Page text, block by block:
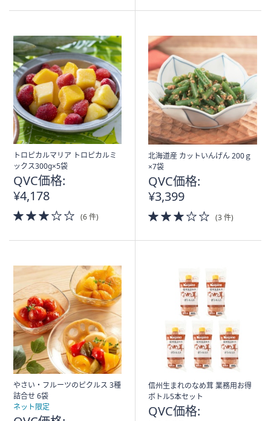
トロピカルマリア トロピカルミ
ックス300g×5袋
QVC価格:
¥4,178
3.0
of
(6 件)
北海道産 カットいんげん 200ｇ
×7袋
QVC価格:
¥3,399
3.0
of
(3 件)
やさい・フルーツのピクルス 3種
詰合せ 6袋
ネット限定
信州生まれのなめ茸 業務用お得
ボトル5本セット
QVC価格: